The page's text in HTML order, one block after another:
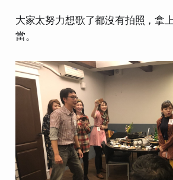
大家太努力想歌了都沒有拍照，拿
當。